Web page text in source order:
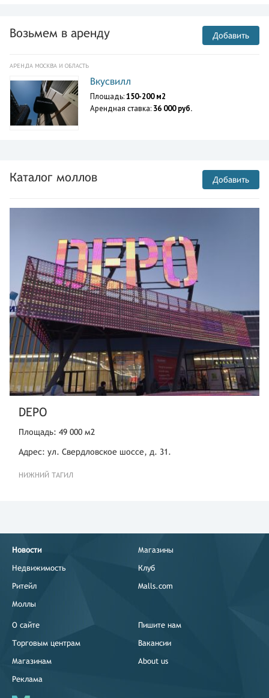
Возьмем в аренду Добавить
АРЕНДА МОСКВА И ОБЛАСТЬ
Вкусвилл
Площадь:150-200 м2
Арендная ставка: 36 000 руб.
Каталог моллов Добавить
DEPO
Площадь: 49 000 м2
Адрес: ул. Свердловское шоссе, д. 31.
НИЖНИЙ ТАГИЛ
Новости
Недвижимость
Ритейл
Моллы
Магазины
Клуб
Malls.com
О сайте
Торговым центрам
Магазинам
Реклама
Пишите нам
Вакансии
About us